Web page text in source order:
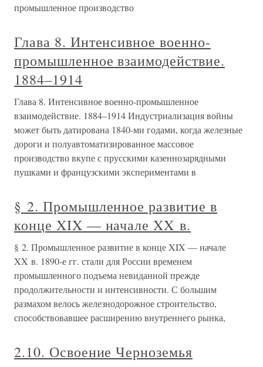
промышленное производство
Глава 8. Интенсивное военно-
промышленное взаимодействие.
1884–1914
Глава 8. Интенсивное военно-промышленное
взаимодействие. 1884–1914 Индустриализация войны
может быть датирована 1840-ми годами, когда железные
дороги и полуавтоматизированное массовое
производство вкупе с прусскими казеннозарядными
пушками и французскими экспериментами в
§ 2. Промышленное развитие в
конце XIX — начале XX в.
§ 2. Промышленное развитие в конце XIX — начале
XX в. 1890-е гг. стали для России временем
промышленного подъема невиданной прежде
продолжительности и интенсивности. С большим
размахом велось железнодорожное строительство,
способствовавшее расширению внутреннего рынка,
2.10. Освоение Черноземья